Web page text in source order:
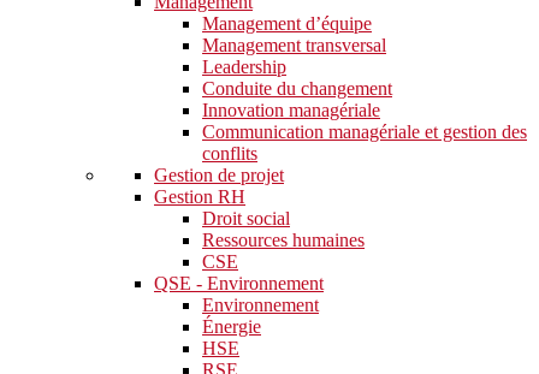
Management d’équipe
Management transversal
Leadership
Conduite du changement
Innovation managériale
Communication managériale et gestion des
conflits
Gestion de projet
Gestion RH
Droit social
Ressources humaines
CSE
QSE - Environnement
Environnement
Énergie
HSE
RSE